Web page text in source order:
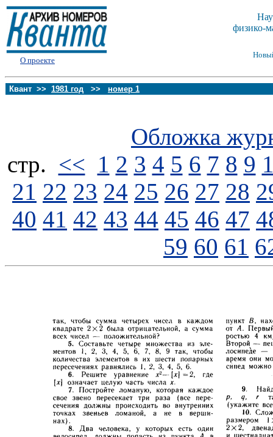
О проекте
физико-
Квант >> 1981 год >> номер 1
Обложка
стp. << 1 2 3 4 5 6 7 8 9
21 22 23 24 25 26 27 28
40 41 42 43 44 45 46 47
59 60 61